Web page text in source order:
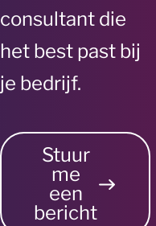
consultant die
het best past bij
je bedrijf.
Stuur
me
een
bericht